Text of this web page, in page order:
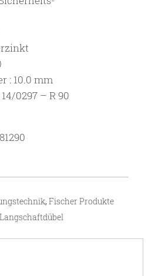
: 10.0 mm
0297 – R 90
,Fischer Produkte
Langschaftdübel